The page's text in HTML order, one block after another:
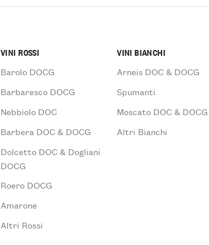
VINI ROSSI
Barolo DOCG
Barbaresco DOCG
Nebbiolo DOC
Barbera DOC & DOCG
Dolcetto DOC & Dogliani
DOCG
Roero DOCG
Amarone
Altri Rossi
VINI BIANCHI
Arneis DOC & DOCG
Spumanti
Moscato DOC & DOCG
Altri Bianchi